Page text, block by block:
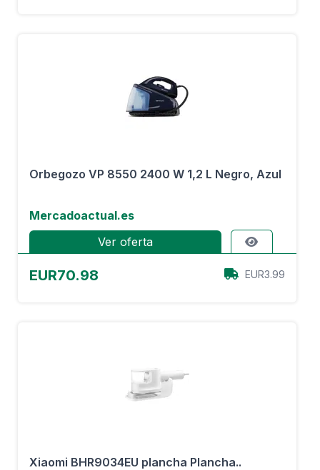
Orbegozo VP 8550 2400 W 1,2 L Negro, Azul
Mercadoactual.es
Ver oferta
EUR70.98 EUR3.99
Xiaomi BHR9034EU plancha Plancha..